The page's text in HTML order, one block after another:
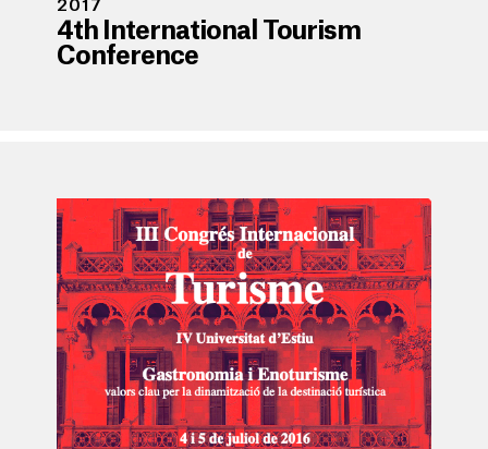
2017
4th International Tourism
Conference